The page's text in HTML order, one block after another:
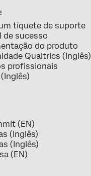
tíquete de suporte
de sucesso
do produto
Qualtrics (Inglês)
profissionais
(EN)
(Inglês)
(Inglês)
(EN)